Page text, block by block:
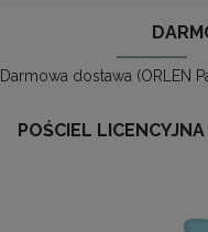
Darmowa dostawa (ORLEN
POŚCIEL